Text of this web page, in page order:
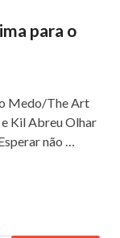
para o
Medo/The Art
Kil Abreu Olhar
não …